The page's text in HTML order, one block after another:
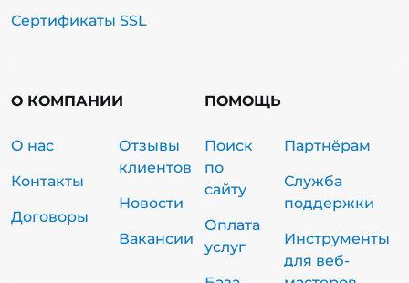
Сертификаты SSL
О КОМПАНИИ
О нас
Контакты
Договоры
Отзывы
клиентов
Новости
Вакансии
ПОМОЩЬ
Поиск
по
сайту
Оплата
услуг
Партнёрам
Служба
поддержки
Инструменты
для веб-